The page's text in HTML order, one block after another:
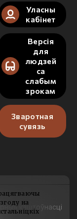
Уласны
кабінет
Версія
для
людзей
са
слабым
зрокам
Зваротная
сувязь
каштоўнасці
на